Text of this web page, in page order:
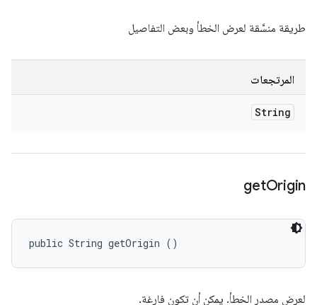
طريقة منسَّقة لعرض الخطأ وبعض التفاصيل
المرتجعات
String
getOrigin
public String getOrigin ()
لعرض مصدر الخطأ. يمكن أن تكون فارغة.